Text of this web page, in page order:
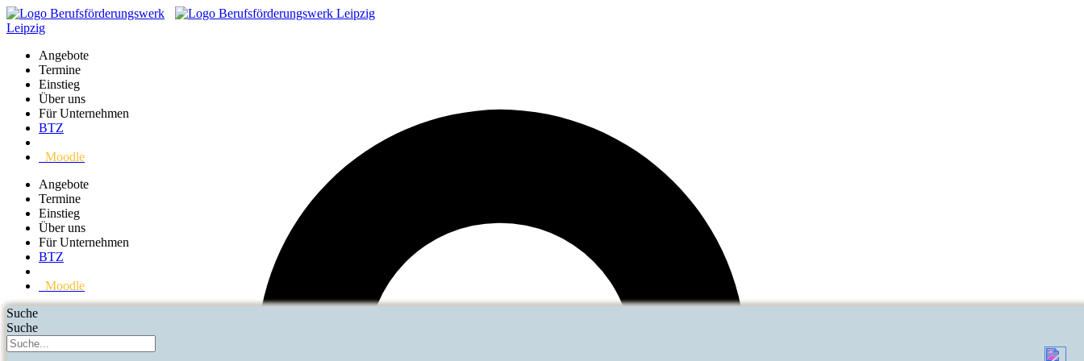
Angebote
Termine
Einstieg
Über uns
Für Unternehmen
BTZ
Moodle
Angebote
Termine
Einstieg
Über uns
Für Unternehmen
BTZ
Moodle
Suche
Suche